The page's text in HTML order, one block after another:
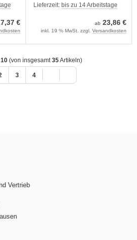
€
Lieferzeit: bis zu 14 Arbeitstage
ab 23,86 €
inkl. 19 % MwSt. zzgl. Versandkosten
10(von insgesamt 35Artikeln)
3 4
Vertrieb